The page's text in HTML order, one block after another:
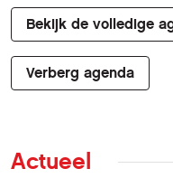
Bekijk de volledige
Verberg agenda
Actueel